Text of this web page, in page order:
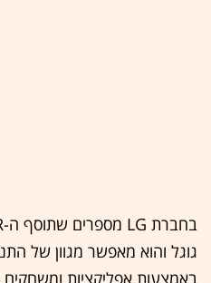
גוגל והוא מאפשר מגוון של
באמצעות אפליקציות